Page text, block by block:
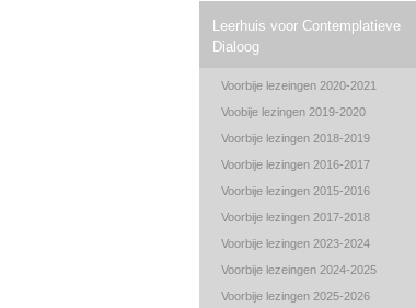
Leerhuis voor Contemplatieve
Dialoog
Voorbije lezeingen 2020-2021
Voobije lezingen 2019-2020
Voorbije lezingen 2018-2019
Voorbije lezingen 2016-2017
Voorbije lezingen 2015-2016
Voorbije lezingen 2017-2018
Voorbije lezingen 2023-2024
Voorbije lezeingen 2024-2025
Voorbije lezingen 2025-2026